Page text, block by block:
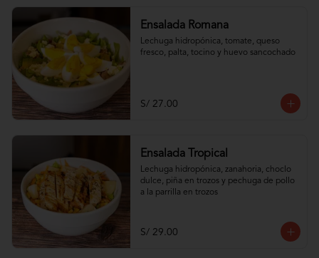
Ensalada Romana
Lechuga hidropónica, tomate, queso
fresco, palta, tocino y huevo sancochado
S/ 27.00
Ensalada Tropical
Lechuga hidropónica, zanahoria, choclo
dulce, piña en trozos y pechuga de pollo
a la parrilla en trozos
S/ 29.00